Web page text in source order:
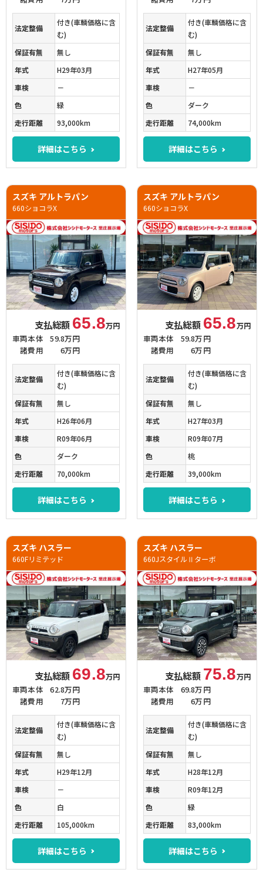
法定整備
付き(車輌価格に含
む)
保証有無
無し
年式
H29年03月
車検
－
色
緑
走行距離
93,000km
詳細はこちら
法定整備
付き(車輌価格に含
む)
保証有無
無し
年式
H27年05月
車検
－
色
ダーク
走行距離
74,000km
詳細はこちら
スズキ アルトラパン
660ショコラX
支払総額 65.8万円
車両本体
59.8万円
諸費用
6万円
法定整備
付き(車輌価格に含
む)
保証有無
無し
年式
H26年06月
車検
R09年06月
色
ダーク
走行距離
70,000km
詳細はこちら
スズキ アルトラパン
660ショコラX
支払総額 65.8万円
車両本体
59.8万円
諸費用
6万円
法定整備
付き(車輌価格に含
む)
保証有無
無し
年式
H27年03月
車検
R09年07月
色
桃
走行距離
39,000km
詳細はこちら
スズキ ハスラー
660Fリミテッド
支払総額 69.8万円
車両本体
62.8万円
諸費用
7万円
法定整備
付き(車輌価格に含
む)
保証有無
無し
年式
H29年12月
車検
－
色
白
走行距離
105,000km
詳細はこちら
スズキ ハスラー
660JスタイルⅡターボ
支払総額 75.8万円
車両本体
69.8万円
諸費用
6万円
法定整備
付き(車輌価格に含
む)
保証有無
無し
年式
H28年12月
車検
R09年12月
色
緑
走行距離
83,000km
詳細はこちら